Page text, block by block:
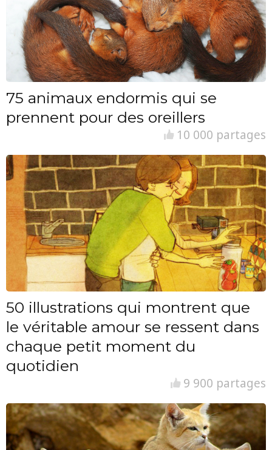
75 animaux endormis qui se
prennent pour des oreillers
10 000 partages
50 illustrations qui montrent que
le véritable amour se ressent dans
chaque petit moment du
quotidien
9 900 partages